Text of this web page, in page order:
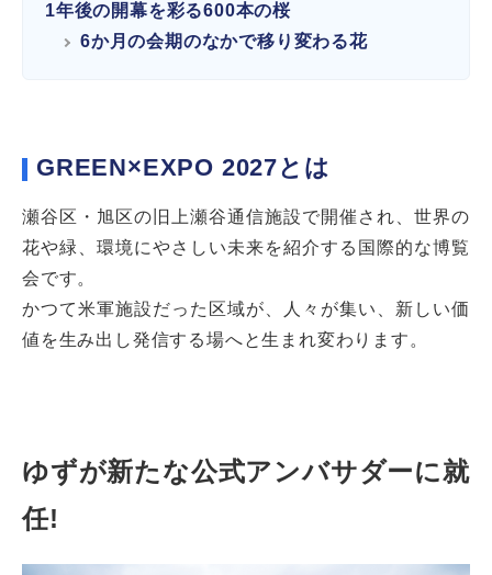
1年後の開幕を彩る600本の桜
6か月の会期のなかで移り変わる花
GREEN×EXPO 2027とは
瀬谷区・旭区の旧上瀬谷通信施設で開催され、世界の
花や緑、環境にやさしい未来を紹介する国際的な博覧
会です。
かつて米軍施設だった区域が、人々が集い、新しい価
値を生み出し発信する場へと生まれ変わります。
ゆずが新たな公式アンバサダーに就
任!